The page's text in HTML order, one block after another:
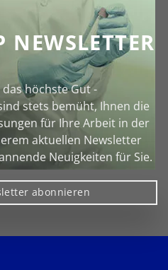
NEWSLETTER
höchste Gut -
stets bemüht, Ihnen die
für Ihre Arbeit in der
aktuellen Newsletter
Neuigkeiten für Sie.
abonnieren